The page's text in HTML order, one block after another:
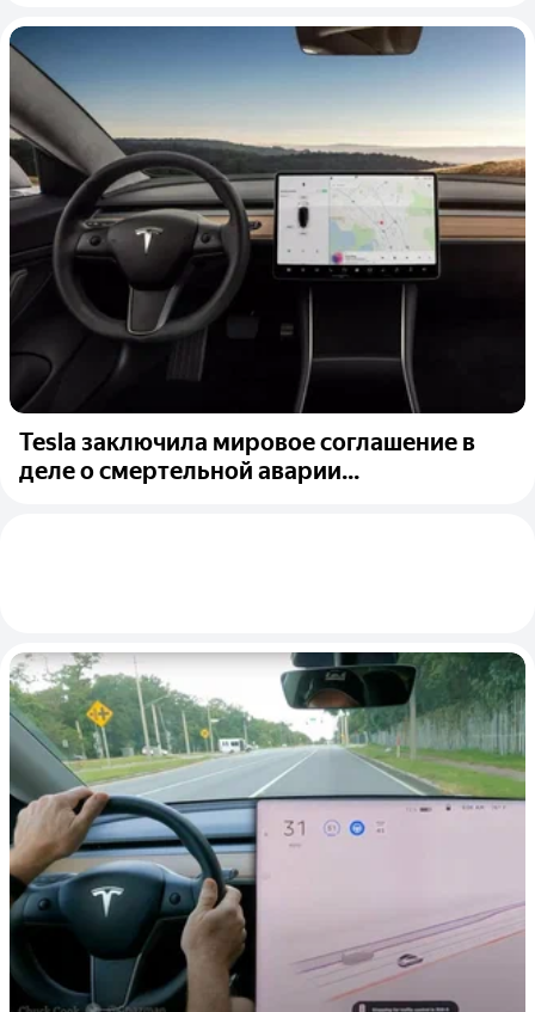
Tesla заключила мировое соглашение в
деле о смертельной аварии...